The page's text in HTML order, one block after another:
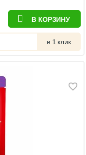
В КОРЗИНУ
в 1 клик